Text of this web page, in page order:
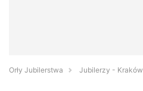
Orły Jubilerstwa Jubilerzy - Kraków